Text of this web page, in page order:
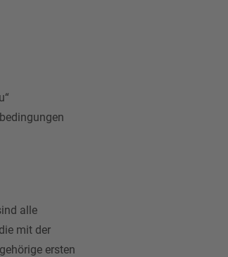
alle
mit der
ersten